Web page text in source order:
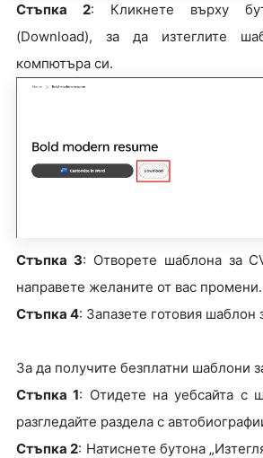
Стъпка 2: Кликнете върху
(Download), за да изтеглите
компютъра си.
Стъпка 3: Отворете шаблона за
направете желаните от вас промени.
Стъпка 4: Запазете готовия шаблон
За да получите безплатни шаблони
Стъпка 1: Отидете на уебсайта с
разгледайте раздела с
Стъпка 2: Натиснете бутона